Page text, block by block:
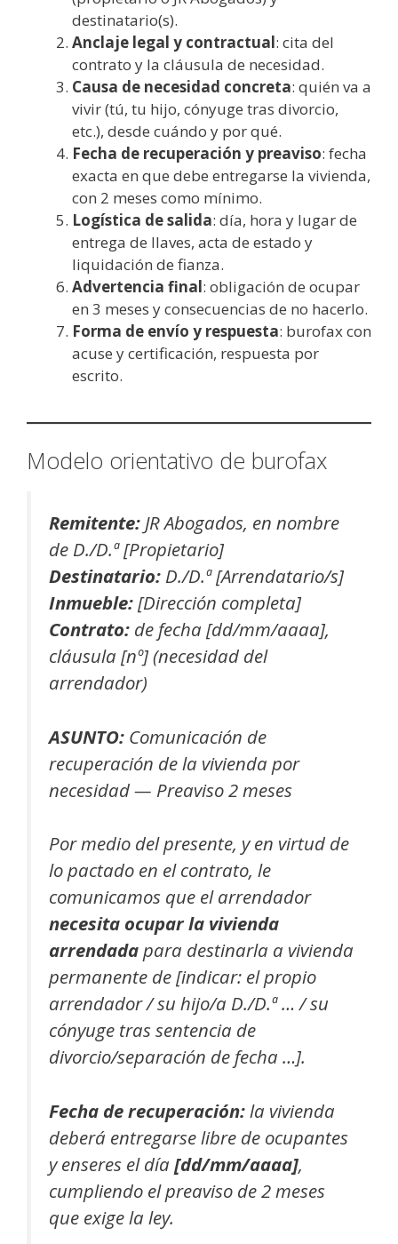
destinatario(s).
Anclaje legal y contractual: cita del
contrato y la cláusula de necesidad.
Causa de necesidad concreta: quién va a
vivir (tú, tu hijo, cónyuge tras divorcio,
etc.), desde cuándo y por qué.
Fecha de recuperación y preaviso: fecha
exacta en que debe entregarse la vivienda,
con 2 meses como mínimo.
Logística de salida: día, hora y lugar de
entrega de llaves, acta de estado y
liquidación de fianza.
Advertencia final: obligación de ocupar
en 3 meses y consecuencias de no hacerlo.
Forma de envío y respuesta: burofax con
acuse y certificación, respuesta por
escrito.
Modelo orientativo de burofax
Remitente: JR Abogados, en nombre
de D./D.ª [Propietario]
Destinatario: D./D.ª [Arrendatario/s]
Inmueble:[Dirección completa]
Contrato: de fecha [dd/mm/aaaa],
cláusula [nº] (necesidad del
arrendador)
ASUNTO: Comunicación de
recuperación de la vivienda por
necesidad — Preaviso 2 meses
Por medio del presente, y en virtud de
lo pactado en el contrato, le
comunicamos que el arrendador
necesita ocupar la vivienda
arrendadapara destinarla a vivienda
permanente de [indicar: el propio
arrendador / su hijo/a D./D.ª … / su
cónyuge tras sentencia de
divorcio/separación de fecha …].
Fecha de recuperación:la vivienda
deberá entregarse libre de ocupantes
y enseres el día [dd/mm/aaaa],
cumpliendo el preaviso de 2 meses
que exige la ley.